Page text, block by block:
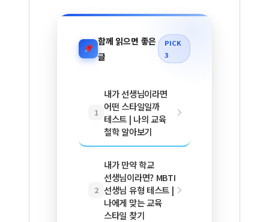
함께 읽으면 좋은
글
PICK
3
1
내가 선생님이라면
어떤 스타일일까
테스트 | 나의 교육
철학 알아보기
2
내가 만약 학교
선생님이라면? MBTI
선생님 유형 테스트 |
나에게 맞는 교육
스타일 찾기